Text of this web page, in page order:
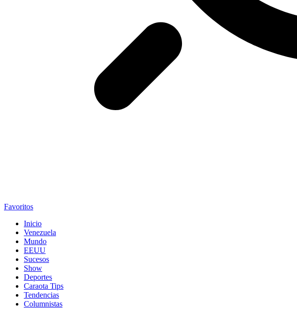
Favoritos
Inicio
Venezuela
Mundo
EEUU
Sucesos
Show
Deportes
Caraota Tips
Tendencias
Columnistas